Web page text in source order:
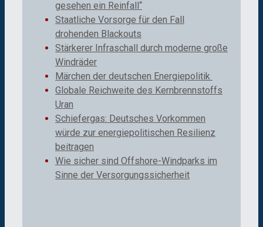
gesehen ein Reinfall“
Staatliche Vorsorge für den Fall
drohenden Blackouts
Stärkerer Infraschall durch moderne große
Windräder
Märchen der deutschen Energiepolitik
Globale Reichweite des Kernbrennstoffs
Uran
Schiefergas: Deutsches Vorkommen
würde zur energiepolitischen Resilienz
beitragen
Wie sicher sind Offshore-Windparks im
Sinne der Versorgungssicherheit